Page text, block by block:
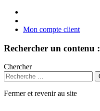
Mon compte client
Rechercher un contenu :
Chercher
Fermer et revenir au site